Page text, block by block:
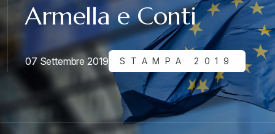
Armella e Conti
07 Settembre 2019 STAMPA 2019